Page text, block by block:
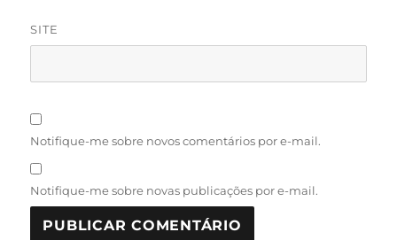
SITE
Notifique-me sobre novos comentários por e-mail.
Notifique-me sobre novas publicações por e-mail.